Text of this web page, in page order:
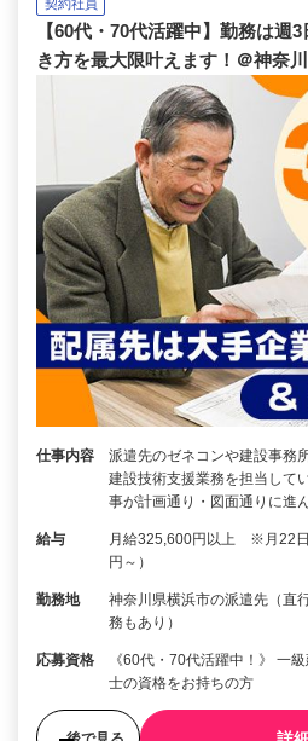
契約社員
【60代・70代活躍中】勤務は週
き方を最大限叶えます！＠神奈
仕事内容
派遣先のゼネコンや建設事務
建設技術支援業務を担当して
事が計画通り・図面通りに進
給与
月給325,600円以上 ※月22
円～）
勤務地
神奈川県横浜市の派遣先（直
務もあり）
応募資格
《60代・70代活躍中！》 一
士の資格をお持ちの方